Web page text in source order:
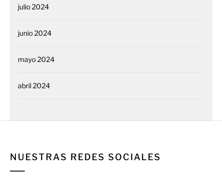
julio 2024
junio 2024
mayo 2024
abril 2024
NUESTRAS REDES SOCIALES